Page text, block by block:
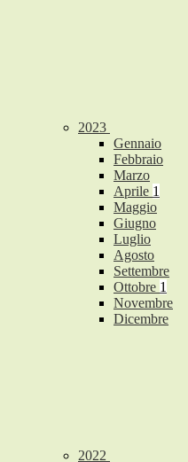
2023
Gennaio
Febbraio
Marzo
Aprile 1
Maggio
Giugno
Luglio
Agosto
Settembre
Ottobre 1
Novembre
Dicembre
2022